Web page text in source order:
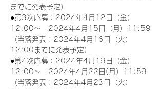
までに発表予定）
●第3次応募：2024年4月12日（金）
12:00～　2024年4月15日（月）11:59
（当落発表：2024年4月16日（火）
12:00までに発表予定）
●第4次応募：2024年4月19日（金）
12:00～　2024年4月22日(月）11:59
（当落発表：2024年4月23日（火）